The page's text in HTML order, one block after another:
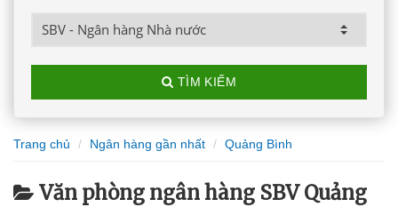
TÌM KIẾM
Trang chủ Ngân hàng gần nhất Quảng Bình
Văn phòng ngân hàng SBV Quảng